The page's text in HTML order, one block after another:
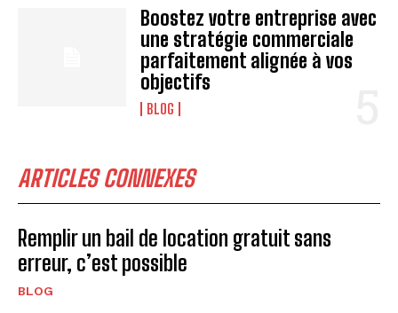
Boostez votre entreprise avec
une stratégie commerciale
parfaitement alignée à vos
objectifs
BLOG
ARTICLES CONNEXES
Remplir un bail de location gratuit sans
erreur, c’est possible
BLOG